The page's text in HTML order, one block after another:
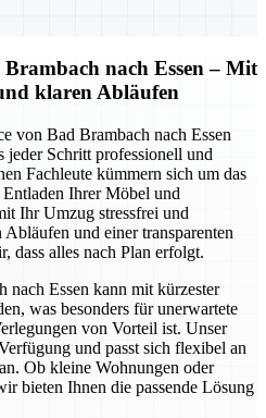
nach Essen – Mit
klaren Abläufen
von Bad Brambach nach Essen
jeder Schritt professionell und
Fachleute kümmern sich um das
Ihrer Möbel und
Ihr Umzug stressfrei und
und einer transparenten
dass alles nach Plan erfolgt.
Essen kann mit kürzester
was besonders für unerwartete
von Vorteil ist. Unser
und passt sich flexibel an
Ob kleine Wohnungen oder
bieten Ihnen die passende Lösung